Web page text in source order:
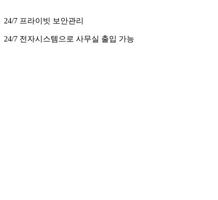
24/7 프라이빗 보안관리
24/7 전자시스템으로 사무실 출입 가능